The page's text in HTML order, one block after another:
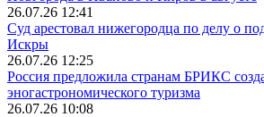
26.07.26 12:41
Суд арестовал нижегородца по делу о
Искры
26.07.26 12:25
Россия предложила странам БРИКС
эногастрономического туризма
26.07.26 10:08